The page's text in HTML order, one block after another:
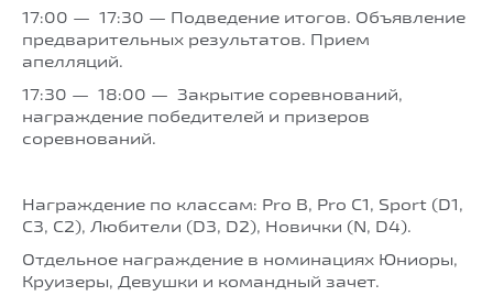
17:00 — 17:30 — Подведение итогов. Объявление
предварительных результатов. Прием
апелляций.
17:30 — 18:00 — Закрытие соревнований,
награждение победителей и призеров
соревнований.
Награждение по классам: Pro B, Pro C1, Sport (D1,
С3, С2), Любители (D3, D2), Новички (N, D4).
Отдельное награждение в номинациях Юниоры,
Круизеры, Девушки и командный зачет.